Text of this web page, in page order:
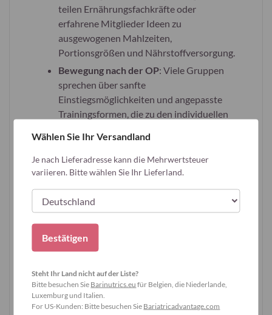
teilen Ernährungsfachkräfte oder
erfahrene Mitglieder Ideen zu
ausgewogenen Mahlzeiten,
Portionsgrößen und Nährstoffversorgung.
Bewegung nach der OP: Viele Gruppen
sprechen über sanfte
Einstiegsmöglichkeiten und angepasste
Trainingsformen, die zu den individuellen
zeigen, dass eine regelmäßige Teilnahme an
edukativen Programmen nach
bariatrischer OP mit einem besseren
langfristigen Gewichtsverlust verbunden
Eine Untersuchung ergab zudem:
Patient:innen mit häufiger Teilnahme an
nach der OP mehr Gewichtsverlust und
weniger Gewichtszunahme als seltene
Teilnehmer:innen.³
Wählen Sie Ihr Versandland
Je nach Lieferadresse kann die Mehrwertsteuer
variieren. Bitte wählen Sie Ihr Lieferland.
Bestätigen
Steht Ihr Land nicht auf der Liste?
Bitte besuchen Sie Barinutrics.eu für Belgien, die Niederlande,
Luxemburg und Italien.
For US-Kunden: Bitte besuchen Sie Bariatricadvantage.com